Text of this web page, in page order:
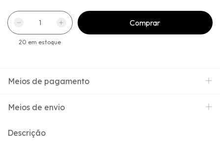
20 em estoque
Meios de pagamento
Meios de envio
Descrição